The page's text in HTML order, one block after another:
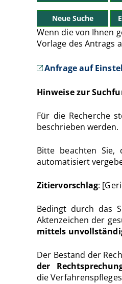
Wenn die von Ihnen
Vorlage des Antrags
Anfrage auf
Hinweise zur
Für die Recherche
beschrieben werden.
Bitte beachten Sie,
automatisiert
Zitiervorschlag:
Bedingt durch das
Aktenzeichen der
mittels
Der Bestand der
der
die